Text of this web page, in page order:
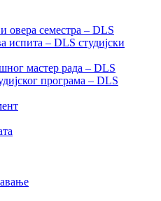
овера семестра – DLS
испита – DLS студијски
мастер рада – DLS
програма – DLS